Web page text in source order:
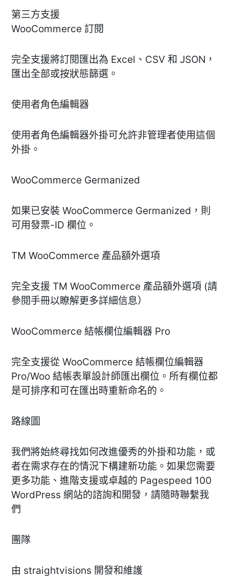
第三方支援
WooCommerce 訂閱
完全支援將訂閱匯出為 Excel、CSV 和 JSON，
匯出全部或按狀態篩選。
使用者角色編輯器
使用者角色編輯器外掛可允許非管理者使用這個
外掛。
WooCommerce Germanized
如果已安裝 WooCommerce Germanized，則
可用發票-ID 欄位。
TM WooCommerce 產品額外選項
完全支援 TM WooCommerce 產品額外選項 (請
參閱手冊以瞭解更多詳細信息）
WooCommerce 結帳欄位編輯器 Pro
完全支援從 WooCommerce 結帳欄位編輯器
Pro/Woo 結帳表單設計師匯出欄位。所有欄位都
是可排序和可在匯出時重新命名的。
路線圖
我們將始終尋找如何改進優秀的外掛和功能，或
者在需求存在的情況下構建新功能。如果您需要
更多功能、進階支援或卓越的 Pagespeed 100
WordPress 網站的諮詢和開發，請隨時聯繫我
們
團隊
由 straightvisions 開發和維護